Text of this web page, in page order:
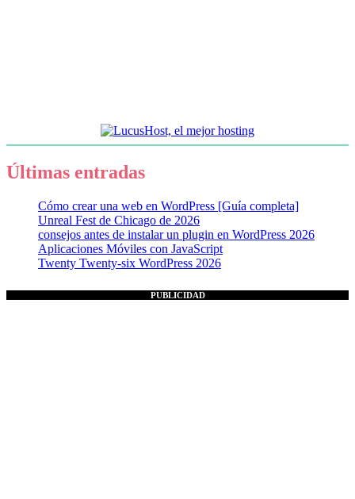
Últimas entradas
Cómo crear una web en WordPress [Guía completa]
Unreal Fest de Chicago de 2026
consejos antes de instalar un plugin en WordPress 2026
Aplicaciones Móviles con JavaScript
Twenty Twenty-six WordPress 2026
PUBLICIDAD